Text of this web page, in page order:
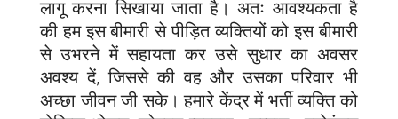
लागू करना सिखाया जाता है। अतः आवश्यकता है
की हम इस बीमारी से पीड़ित व्यक्तियों को इस बीमारी
से उभरने में सहायता कर उसे सुधार का अवसर
अवश्य दें, जिससे की वह और उसका परिवार भी
अच्छा जीवन जी सके। हमारे केंद्र में भर्ती व्यक्ति को